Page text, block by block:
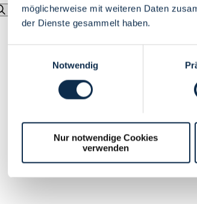
möglicherweise mit weiteren Daten
der Dienste gesammelt haben.
Notwendig
Nur notwendige Cookies
verwenden